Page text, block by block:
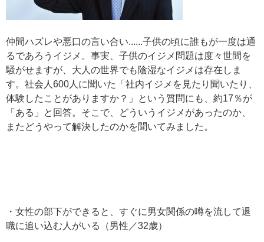
仲間ハズレや悪口の言い合い......子供の頃に誰もが一度は通
るであろうイジメ。事実、子供のイジメ問題は度々世間を
騒がせますが、大人の世界でも陰湿なイジメは存在しま
す。社会人600人に聞いた「社内イジメを見たり聞いたり、
体験したことがありますか？」という質問にも、約17％が
「ある」と回答。そこで、どういうイジメがあったのか、
またどうやって解決したのかを聞いてみました。
・女性の部下ができると、すぐに男女関係の噂を流して退
職に追い込む人がいる（男性／32歳）